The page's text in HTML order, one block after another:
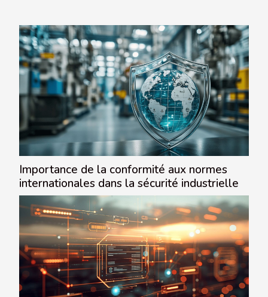
Importance de la conformité aux normes
internationales dans la sécurité industrielle